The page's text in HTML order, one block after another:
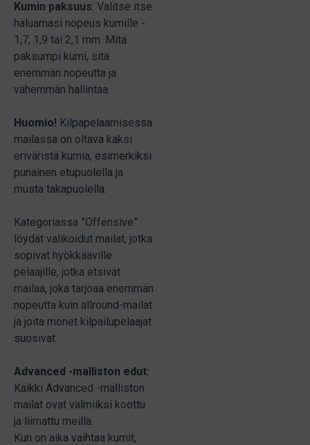
Kumin paksuus: Valitse itse
haluamasi nopeus kumille -
1,7, 1,9 tai 2,1 mm. Mitä
paksumpi kumi, sitä
enemmän nopeutta ja
vähemmän hallintaa.
Huomio! Kilpapelaamisessa
mailassa on oltava kaksi
eriväristä kumia, esimerkiksi
punainen etupuolella ja
musta takapuolella.
Kategoriassa ”Offensive”
löydät valikoidut mailat, jotka
sopivat hyökkääville
pelaajille, jotka etsivät
mailaa, joka tarjoaa enemmän
nopeutta kuin allround-mailat
ja joita monet kilpailupelaajat
suosivat.
Advanced -malliston edut:
Kaikki Advanced -malliston
mailat ovat valmiiksi koottu
ja liimattu meillä.
Kun on aika vaihtaa kumit,